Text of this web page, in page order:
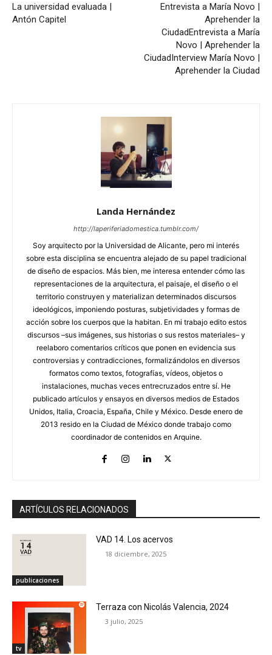
La universidad evaluada |
Antón Capitel
Entrevista a María Novo |
Aprehender la
CiudadEntrevista a María
Novo | Aprehender la
CiudadInterview María Novo |
Aprehender la Ciudad
Landa Hernández
http://laperiferiadomestica.tumblr.com/
Soy arquitecto por la Universidad de Alicante, pero mi interés
sobre esta disciplina se encuentra alejado de su papel tradicional
de diseño de espacios. Más bien, me interesa entender cómo las
representaciones de la arquitectura, el paisaje, el diseño o el
territorio construyen y materializan determinados discursos
ideológicos, imponiendo posturas, subjetividades y formas de
acción sobre los cuerpos que la habitan. En mi trabajo edito estos
discursos –sus imágenes, sus historias o sus restos materiales– y
reelaboro comentarios críticos que ponen en evidencia sus
controversias y contradicciones, formalizándolos en diversos
formatos como textos, fotografías, vídeos, objetos o
instalaciones, muchas veces entrecruzados entre sí. He
publicado artículos y ensayos en diversos medios de Estados
Unidos, Italia, Croacia, España, Chile y México. Desde enero de
2013 resido en la Ciudad de México donde trabajo como
coordinador de contenidos en Arquine.
ARTÍCULOS RELACIONADOS
publicaciones
VAD 14. Los acervos
18 diciembre, 2025
tv
Terraza con Nicolás Valencia, 2024
3 julio, 2025